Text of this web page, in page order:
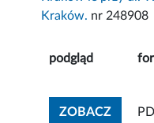
Kraków. nr 248908
podgląd
ZOBACZ